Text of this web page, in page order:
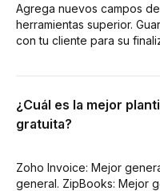
Agrega nuevos campos
herramientas superior.
con tu cliente para su
¿Cuál es la mejor
gratuita?
Zoho Invoice: Mejor
general. ZipBooks: Mejor